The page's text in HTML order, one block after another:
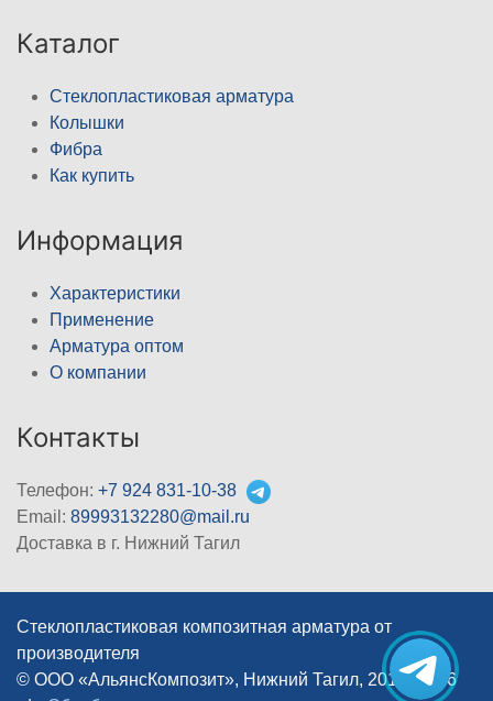
Каталог
Стеклопластиковая арматура
Колышки
Фибра
Как купить
Информация
Характеристики
Применение
Арматура оптом
О компании
Контакты
Телефон: +7 924 831-10-38
Email: 89993132280@mail.ru
Доставка в г. Нижний Тагил
Стеклопластиковая композитная арматура от
производителя
© ООО «АльянсКомпозит», Нижний Тагил, 2012–2026